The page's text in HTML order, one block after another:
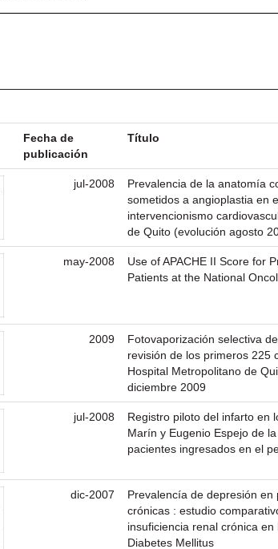
Fecha de
publicación
Título
jul-2008
Prevalencia de la anatomía
sometidos a angioplastia en
intervencionismo
de Quito (evolución agosto
may-2008
Use of APACHE II Score for
Patients at the National
2009
Fotovaporización selectiva
revisión de los primeros 225
Hospital Metropolitano de
diciembre 2009
jul-2008
Registro piloto del infarto en
Marín y Eugenio Espejo de
pacientes ingresados en el
dic-2007
Prevalencía de depresión
crónicas : estudio
insuficiencia renal crónica
Diabetes Mellitus